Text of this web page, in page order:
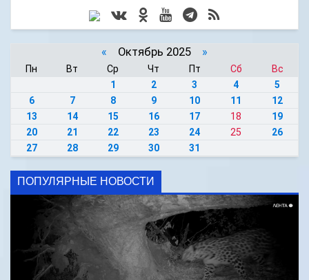
« Октябрь 2025 »
Пн Вт Ср Чт Пт Сб
Вс
1
2 3 4
5
6
7 8 9 10 11
12
13
14 15 16 17 18
19
20
21 22 23 24 25
26
27
28 29 30 31
ПОПУЛЯРНЫЕ НОВОСТИ